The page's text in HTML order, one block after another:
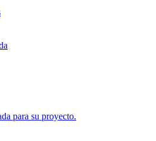
para su proyecto.